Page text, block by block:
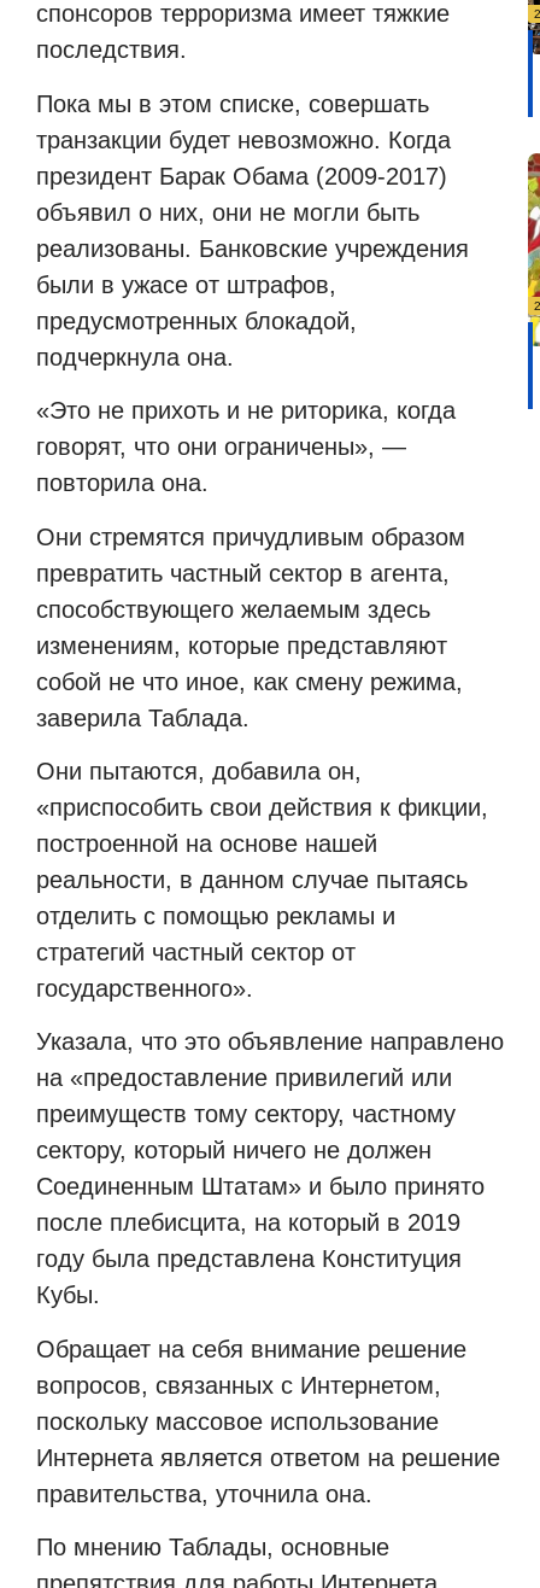
спонсоров терроризма имеет тяжкие
последствия.
Пока мы в этом списке, совершать
транзакции будет невозможно. Когда
президент Барак Обама (2009-2017)
объявил о них, они не могли быть
реализованы. Банковские учреждения
были в ужасе от штрафов,
предусмотренных блокадой,
подчеркнула она.
«Это не прихоть и не риторика, когда
говорят, что они ограничены», —
повторила она.
Они стремятся причудливым образом
превратить частный сектор в агента,
способствующего желаемым здесь
изменениям, которые представляют
собой не что иное, как смену режима,
заверила Таблада.
Они пытаются, добавила он,
«приспособить свои действия к фикции,
построенной на основе нашей
реальности, в данном случае пытаясь
отделить с помощью рекламы и
стратегий частный сектор от
государственного».
Указала, что это объявление направлено
на «предоставление привилегий или
преимуществ тому сектору, частному
сектору, который ничего не должен
Соединенным Штатам» и было принято
после плебисцита, на который в 2019
году была представлена ​​Конституция
Кубы.
Обращает на себя внимание решение
вопросов, связанных с Интернетом,
поскольку массовое использование
Интернета является ответом на решение
правительства, уточнила она.
По мнению Таблады, основные